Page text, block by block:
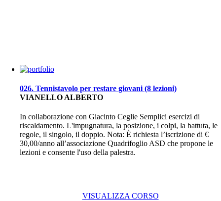
026. Tennistavolo per restare giovani (8 lezioni)
VIANELLO ALBERTO
In collaborazione con Giacinto Ceglie Semplici esercizi di
riscaldamento. L'impugnatura, la posizione, i colpi, la battuta, le
regole, il singolo, il doppio. Nota: È richiesta l’iscrizione di €
30,00/anno all’associazione Quadrifoglio ASD che propone le
lezioni e consente l'uso della palestra.
VISUALIZZA CORSO